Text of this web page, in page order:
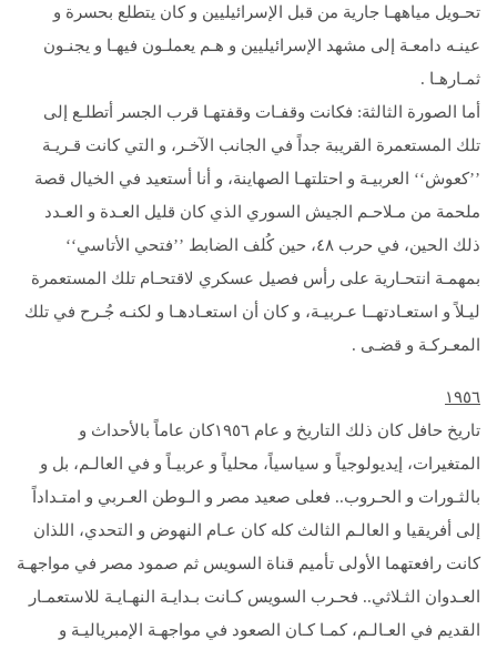
تحـويل مياههـا جارية من قبل الإسرائيليين و كان يتطلع بحسرة و
عينـه دامعـة إلى مشهد الإسرائيليين و هـم يعملـون فيهـا و يجنـون
ثمـارهـا .
أما الصورة الثالثة: فكانت وقفـات وقفتهـا قرب الجسر أتطلـع إلى
تلك المستعمرة القريبة جداً في الجانب الآخـر، و التي كانت قـريـة
’’كعوش‘‘ العربيـة و احتلتهـا الصهاينة، و أنا أستعيد في الخيال قصة
ملحمة من مـلاحـم الجيش السوري الذي كان قليل العـدة و العـدد
ذلك الحين، في حرب ٤٨، حين كُلف الضابط ’’فتحي الأتاسي‘‘
بمهمـة انتحـارية على رأس فصيل عسكري لاقتحـام تلك المستعمرة
ليـلاً و استعـادتهــا عـربيـة، و كان أن استعـادهـا و لكنـه جُـرح في تلك
المعـركـة و قضـى .
۱۹٥٦
تاريخ حافل كان ذلك التاريخ و عام ۱۹٥٦كان عاماً بالأحداث و
المتغيرات، إيديولوجياً و سياسياً، محلياً و عربيـاً و في العالـم، بل و
بالثـورات و الحـروب.. فعلى صعيد مصر و الـوطن العـربي و امتـداداً
إلى أفريقيا و العالـم الثالث كله كان عـام النهوض و التحدي، اللذان
كانت رافعتهما الأولى تأميم قناة السويس ثم صمود مصر في مواجهـة
العـدوان الثـلاثي.. فحـرب السويس كـانت بـدايـة النهـايـة للاستعمـار
القديم في العـالـم، كمـا كـان الصعود في مواجهـة الإمبرياليـة و